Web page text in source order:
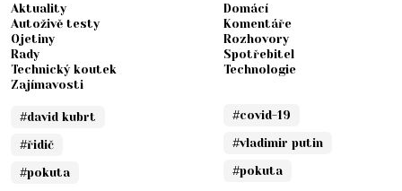
Aktuality
Autoživě testy
Ojetiny
Rady
Technický koutek
Zajímavosti
#david kubrt
#řidič
#pokuta
Domácí
Komentáře
Rozhovory
Spotřebitel
Technologie
#covid-19
#vladimir putin
#pokuta